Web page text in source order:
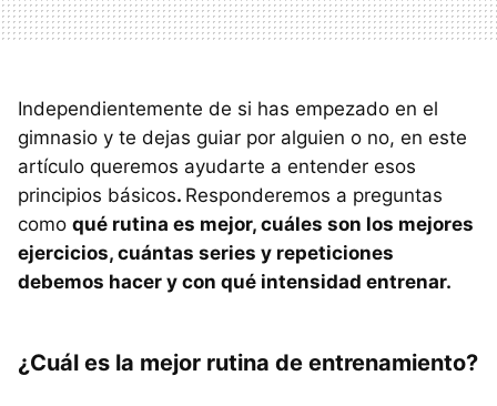
Independientemente de si has empezado en el
gimnasio y te dejas guiar por alguien o no, en este
artículo queremos ayudarte a entender esos
principios básicos. Responderemos a preguntas
como qué rutina es mejor, cuáles son los mejores
ejercicios, cuántas series y repeticiones
debemos hacer y con qué intensidad entrenar.
¿Cuál es la mejor rutina de entrenamiento?